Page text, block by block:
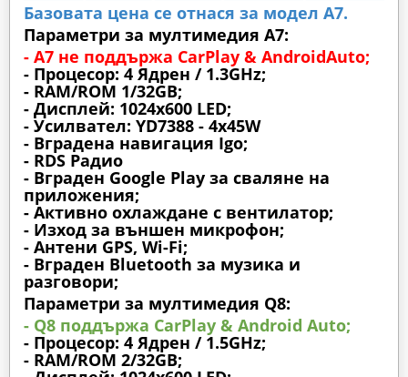
Базовата цена се отнася за модел А7.
Параметри за мултимедия A7:
- A7 не поддържа CarPlay & AndroidAuto;
- Процесор: 4 Ядрен / 1.3GHz;
- RAM/ROM 1/32GB;
- Дисплей: 1024х600 LED;
- Усилвател: YD7388 - 4x45W
- Вградена навигация Igo;
- RDS Радио
- Вграден Google Play за сваляне на
приложения;
- Активно охлаждане с вентилатор;
- Изход за външен микрофон;
- Антени GPS, Wi-Fi;
- Вграден Bluetooth за музика и
разговори;
Параметри за мултимедия Q8:
- Q8 поддържа CarPlay & Android Auto;
- Процесор: 4 Ядрен / 1.5GHz;
- RAM/ROM 2/32GB;